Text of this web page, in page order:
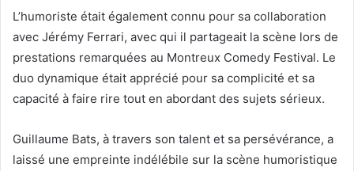
L’humoriste était également connu pour sa collaboration
avec Jérémy Ferrari, avec qui il partageait la scène lors de
prestations remarquées au Montreux Comedy Festival. Le
duo dynamique était apprécié pour sa complicité et sa
capacité à faire rire tout en abordant des sujets sérieux.
Guillaume Bats, à travers son talent et sa persévérance, a
laissé une empreinte indélébile sur la scène humoristique